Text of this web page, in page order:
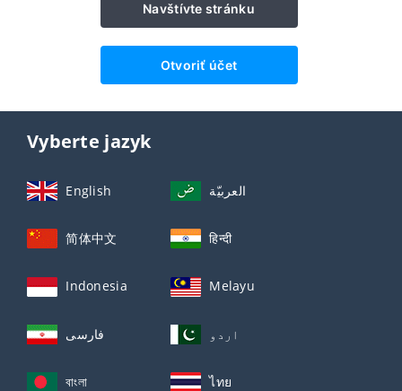
Navštívte stránku
Otvoriť účet
Vyberte jazyk
English العربيّة
简体中文 हिन्दी
Indonesia Melayu
فارسی اردو
বাংলা ไทย